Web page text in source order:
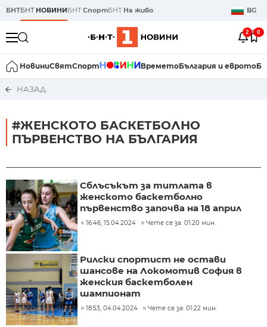
БНТБНТ НОВИНИБНТСпортБНТ На живо BG
2 0
НовиниСвятСпорт ВреметоБългария и еврото
НАЗАД
#ЖЕНСКОТО БАСКЕТБОЛНО
ПЪРВЕНСТВО НА БЪЛГАРИЯ
Сблъсъкът за титлата в
женското баскетболно
първенство започва на 18 април
16:46, 15.04.2024 Чете се за: 01:20 мин.
Рилски спортист не остави
шансове на Локомотив София в
женския баскетболен
шампионат
18:53, 04.04.2024 Чете се за: 01:22 мин.